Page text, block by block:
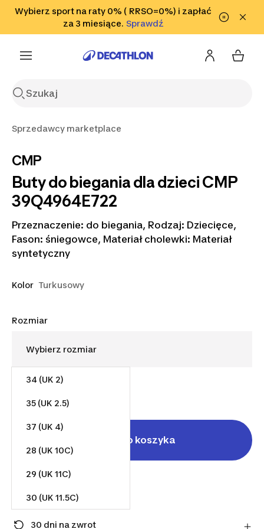
Przejdź do wyszukiwania Przejdź do treści
Przejdź
Wybierz sport na raty 0% ( RRSO=0%) i zapłać
za 3 miesiące. SprawdźSprawdź
Sprawdź
Sprzedawcy marketplace
CMP
Buty do biegania dla dzieci CMP
39Q4964E722
Przeznaczenie: do biegania, Rodzaj: Dziecięce,
Fason: śniegowce, Materiał cholewki: Materiał
syntetyczny
Kolor Turkusowy
Rozmiar
34 (UK 2)
35 (UK 2.5)
37 (UK 4)
28 (UK 10C)
29 (UK 11C)
30 (UK 11.5C)
31 (UK 12C)
Dodaj do koszyka
Wysłane przezTake More
30 dni na zwrot